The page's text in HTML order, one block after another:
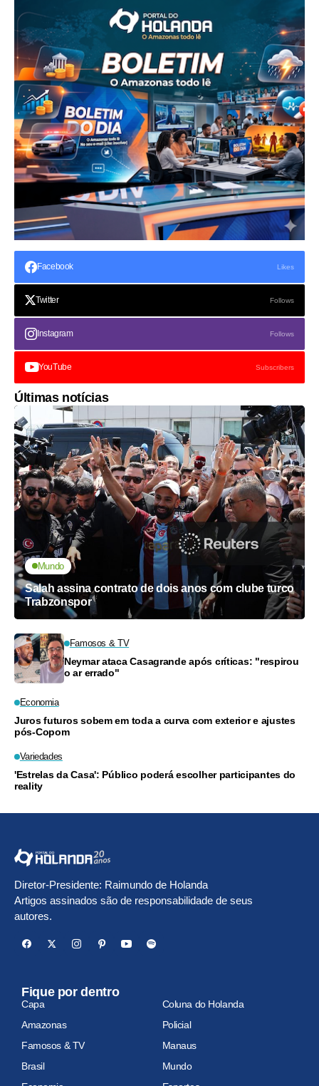
Facebook Likes
Twitter Follows
Instagram Follows
YouTube Subscribers
Últimas notícias
Mundo
Salah assina contrato de dois anos com clube turco
Trabzonspor
Famosos & TV
Neymar ataca Casagrande após críticas: "respirou
o ar errado"
Economia
Juros futuros sobem em toda a curva com exterior e ajustes
pós-Copom
Variedades
'Estrelas da Casa': Público poderá escolher participantes do
reality
Diretor-Presidente: Raimundo de Holanda
Artigos assinados são de responsabilidade de seus
autores.
Fique por dentro
Capa
Coluna do Holanda
Amazonas
Policial
Famosos & TV
Manaus
Brasil
Mundo